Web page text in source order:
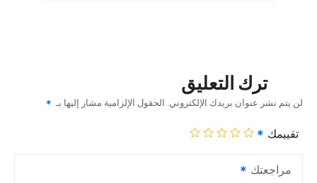
ترك التعليق
لن يتم نشر عنوان بريدك الإلكتروني. الحقول الإلزامية مشار إليها بـ
تقييمك
مراجعتك